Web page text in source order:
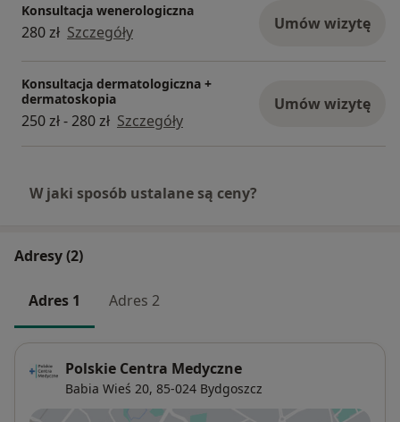
Konsultacja wenerologiczna
280 zł Szczegóły Umów wizytę
Konsultacja dermatologiczna +
dermatoskopia
250 zł - 280 zł Szczegóły
Umów wizytę
W jaki sposób ustalane są ceny?
Adresy (2)
Adres 1 Adres 2
Polskie Centra Medyczne
Babia Wieś 20, 85-024 Bydgoszcz